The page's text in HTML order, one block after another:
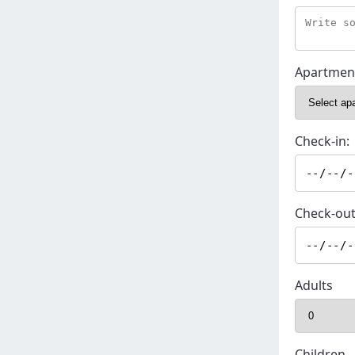
Check-in:
Check-
Adults